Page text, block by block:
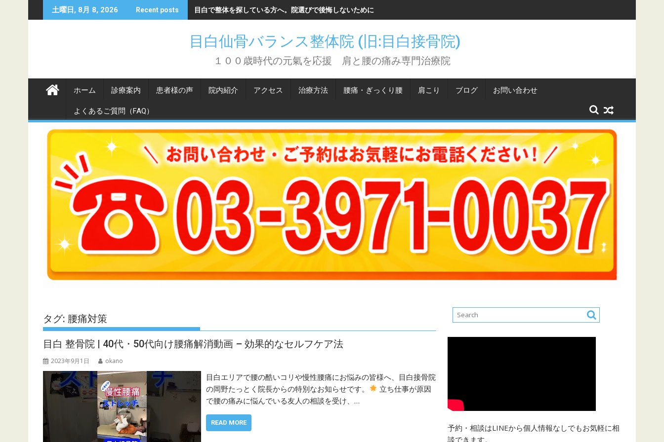
to
土曜日, 8月 8, 2026 Recent posts 目白で整体を探している方へ。院選びで後悔しないために知っておいてほしいこと。
目白仙骨バランス整体院 (旧:目白接骨院)
１００歳時代の元氣を応援 肩と腰の痛み専門治療院
ホーム 診療案内 患者様の声 院内紹介 アクセス 治療方法 腰痛・ぎっくり腰 肩こり ブログ お問い合わせ
よくあるご質問（FAQ）
タグ: 腰痛対策
目白 整骨院 | 40代・50代向け腰痛解消動画 – 効果的なセルフケア法
2023年9月1日 okano
目白エリアで腰の酷いコリや慢性腰痛にお悩みの皆様へ、目白接骨院
の岡野たっとく院長からの特別なお知らせです。
立ち仕事が原因
で腰の痛みに悩んでいる友人の相談を受け、…
READ MORE
予約・相談はLINEから個人情報なしでもお気軽に相
談できます。